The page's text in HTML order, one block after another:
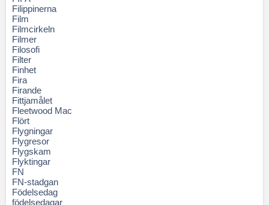
Filippinerna
Film
Filmcirkeln
Filmer
Filosofi
Filter
Finhet
Fira
Firande
Fittjamålet
Fleetwood Mac
Flört
Flygningar
Flygresor
Flygskam
Flyktingar
FN
FN-stadgan
Födelsedag
födelsedagar